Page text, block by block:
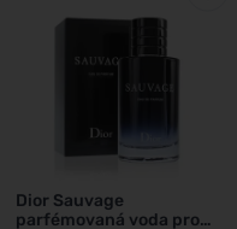
Dior Sauvage
parfémovaná voda pro